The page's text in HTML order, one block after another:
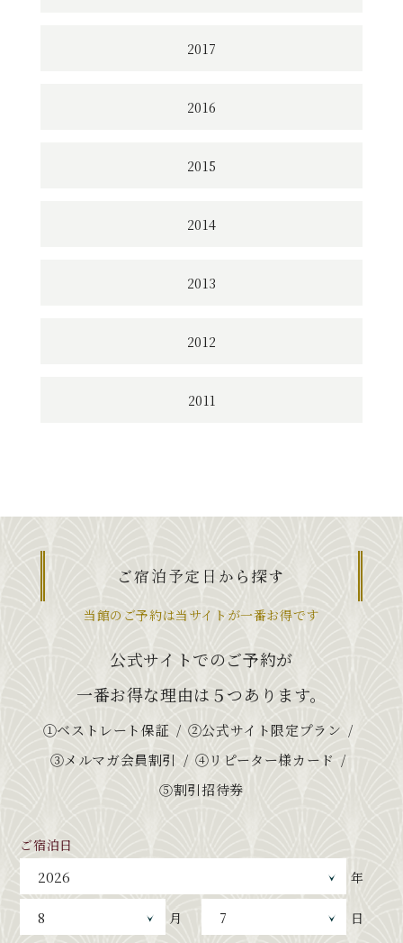
2017
2016
2015
2014
2013
2012
2011
ご宿泊予定日から探す
当館のご予約は当サイトが一番お得です
公式サイトでのご予約が
一番お得な理由は５つあります。
①ベストレート保証
②公式サイト限定プラン
③メルマガ会員割引
④リピーター様カード
⑤割引招待券
ご宿泊日
年
月
日